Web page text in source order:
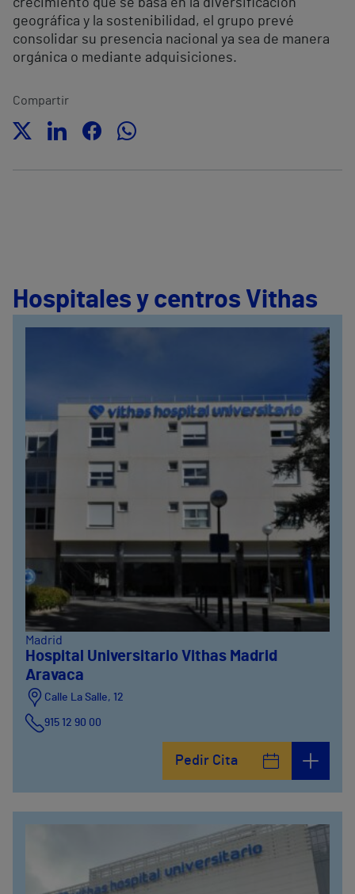
geográfica y la sostenibilidad, el grupo prevé
consolidar su presencia nacional ya sea de manera
orgánica o mediante adquisiciones.
Compartir
Hospitales y centros Vithas
Madrid
Hospital Universitario Vithas Madrid
Aravaca
Calle La Salle, 12
915 12 90 00
Pedir Cita